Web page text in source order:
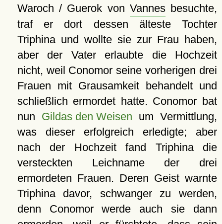
Waroch / Guerok von Vannesbesuchte,
traf er dort dessen älteste Tochter
Triphina und wollte sie zur Frau haben,
aber der Vater erlaubte die Hochzeit
nicht, weil Conomor seine vorherigen drei
Frauen mit Grausamkeit behandelt und
schließlich ermordet hatte. Conomor bat
nun Gildas den Weisen um Vermittlung,
was dieser erfolgreich erledigte; aber
nach der Hochzeit fand Triphina die
versteckten Leichname der drei
ermordeten Frauen. Deren Geist warnte
Triphina davor, schwanger zu werden,
denn Conomor werde auch sie dann